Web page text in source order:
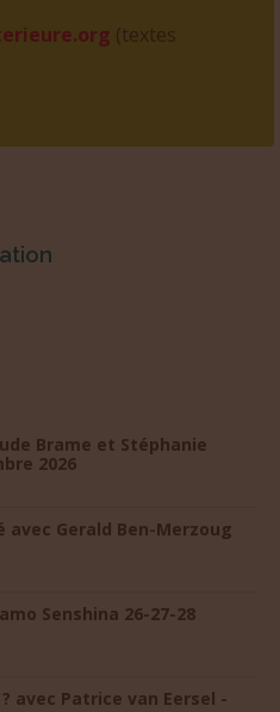
(textes
Brame et Stéphanie
2026
avec Gerald Ben-Merzoug
Senshina 26-27-28
avec Patrice van Eersel -